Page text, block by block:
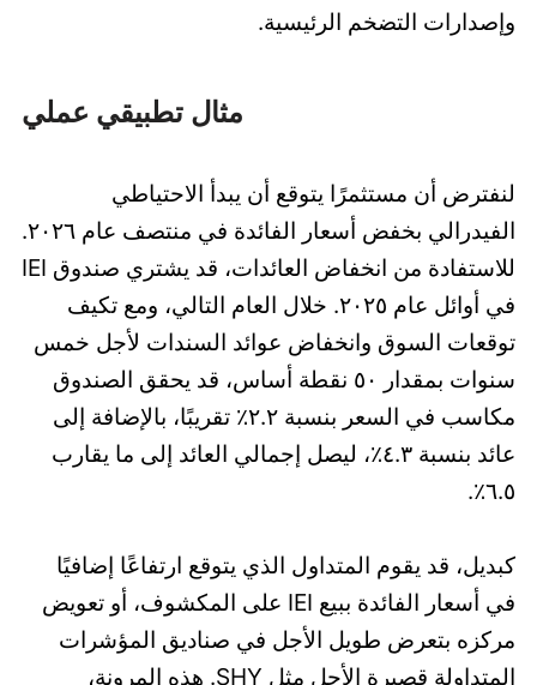
وإصدارات التضخم الرئيسية.
مثال تطبيقي عملي
لنفترض أن مستثمرًا يتوقع أن يبدأ الاحتياطي
الفيدرالي بخفض أسعار الفائدة في منتصف عام ٢٠٢٦.
للاستفادة من انخفاض العائدات، قد يشتري صندوق IEI
في أوائل عام ٢٠٢٥. خلال العام التالي، ومع تكيف
توقعات السوق وانخفاض عوائد السندات لأجل خمس
سنوات بمقدار ٥٠ نقطة أساس، قد يحقق الصندوق
مكاسب في السعر بنسبة ٢.٢٪ تقريبًا، بالإضافة إلى
عائد بنسبة ٤.٣٪، ليصل إجمالي العائد إلى ما يقارب
٦.٥٪.
كبديل، قد يقوم المتداول الذي يتوقع ارتفاعًا إضافيًا
في أسعار الفائدة ببيع IEI على المكشوف، أو تعويض
مركزه بتعرض طويل الأجل في صناديق المؤشرات
المتداولة قصيرة الأجل مثل SHY. هذه المرونة،